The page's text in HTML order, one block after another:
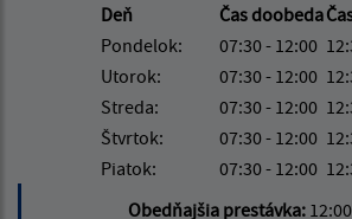
Deň
Čas doobeda
Pondelok:
07:30 - 12:00
Utorok:
07:30 - 12:00
Streda:
07:30 - 12:00
Štvrtok:
07:30 - 12:00
Piatok:
07:30 - 12:00
Obedňajšia prestávka: